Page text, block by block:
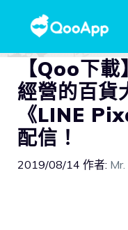
【Qoo下
經營的百貨
《LINE
配信！
2019/08/14 作者: